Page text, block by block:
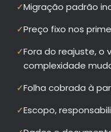
✓Migração padrão
✓Preço fixo nos
✓Fora do reajuste, o
complexidade
✓Folha cobrada à
✓Escopo,